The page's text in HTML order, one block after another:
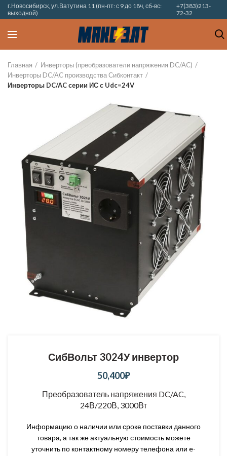
г.Новосибирск, ул.Ватутина 11 (пн-пт: с 9 до 18ч, сб-вс:
выходной)
+7(383)213-
72-32
Главная
Инверторы (преобразователи напряжения DC/AC)
Инверторы DC/AC производства Сибконтакт
Инверторы DC/AC серии ИС с Udc=24V
СибВольт 3024У инвертор
50,400₽
Преобразователь напряжения DC/AC,
24В/220В, 3000Вт
Информацию о наличии или сроке поставки данного
товара, а так же актуальную стоимость можете
уточнить по контактному номеру телефона или e-